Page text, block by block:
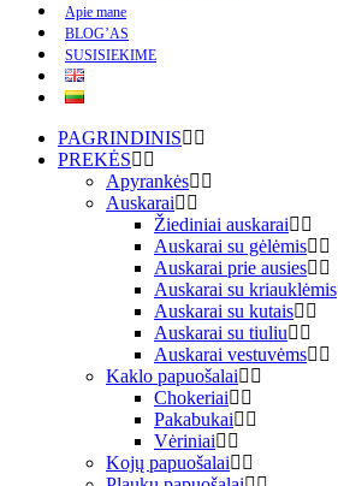
Apie mane
BLOG’AS
SUSISIEKIME
PAGRINDINIS
PREKĖS
Apyrankės
Auskarai
Žiediniai auskarai
Auskarai su gėlėmis
Auskarai prie ausies
Auskarai su kriauklėmis
Auskarai su kutais
Auskarai su tiuliu
Auskarai vestuvėms
Kaklo papuošalai
Chokeriai
Pakabukai
Vėriniai
Kojų papuošalai